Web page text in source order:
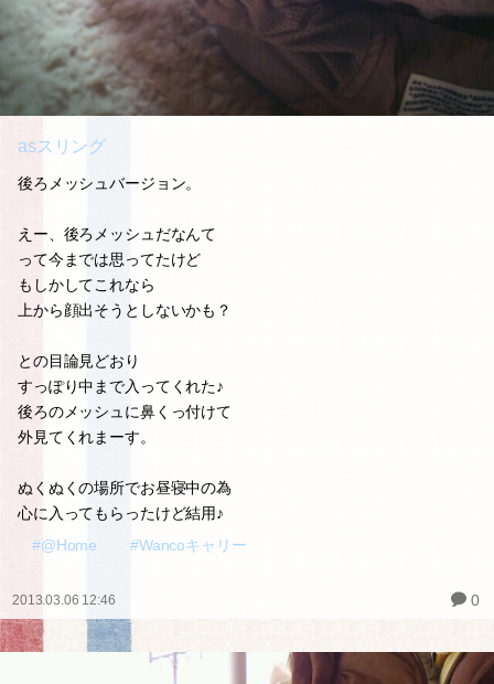
asスリング
後ろメッシュバージョン。
えー、後ろメッシュだなんて
って今までは思ってたけど
もしかしてこれなら
上から顔出そうとしないかも？
との目論見どおり
すっぽり中まで入ってくれた♪
後ろのメッシュに鼻くっ付けて
外見てくれまーす。
ぬくぬくの場所でお昼寝中の為
心に入ってもらったけど結用♪
#@Home
#Wancoキャリー
2013.03.06 12:46 0